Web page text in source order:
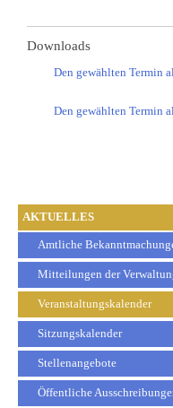
AKTUELLES
Amtliche
Mitteilungen der
Veranstaltungskalender
Sitzungskalender
Stellenangebote
Öffentliche
Downloads
Den gewählten Termin
Den gewählten Termin